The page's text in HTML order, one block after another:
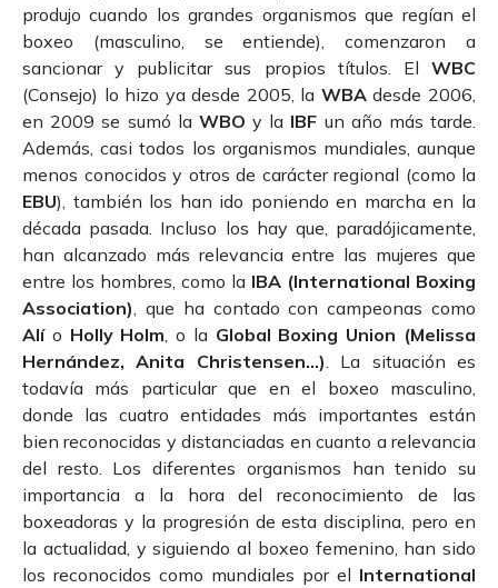
produjo cuando los grandes organismos que regían el
boxeo (masculino, se entiende), comenzaron a
sancionar y publicitar sus propios títulos. El WBC
(Consejo) lo hizo ya desde 2005, la WBAdesde 2006,
en 2009 se sumó la WBO y la IBF un año más tarde.
Además, casi todos los organismos mundiales, aunque
menos conocidos y otros de carácter regional (como la
EBU), también los han ido poniendo en marcha en la
década pasada. Incluso los hay que, paradójicamente,
han alcanzado más relevancia entre las mujeres que
entre los hombres, como la IBA (International Boxing
Association) , que ha contado con campeonas como
Alío Holly Holm , o la Global Boxing Union (Melissa
Hernández, Anita Christensen…) . La situación es
todavía más particular que en el boxeo masculino,
donde las cuatro entidades más importantes están
bien reconocidas y distanciadas en cuanto a relevancia
del resto. Los diferentes organismos han tenido su
importancia a la hora del reconocimiento de las
boxeadoras y la progresión de esta disciplina, pero en
la actualidad, y siguiendo al boxeo femenino, han sido
los reconocidos como mundiales por el International